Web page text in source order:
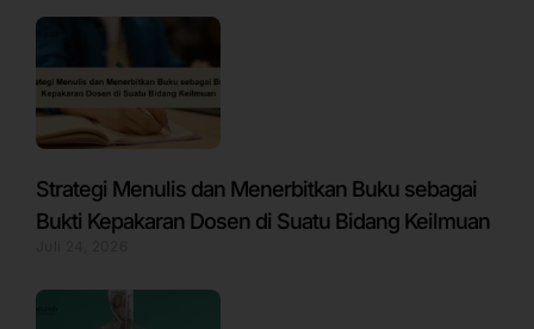
Strategi Menulis dan Menerbitkan Buku sebagai
Bukti Kepakaran Dosen di Suatu Bidang Keilmuan